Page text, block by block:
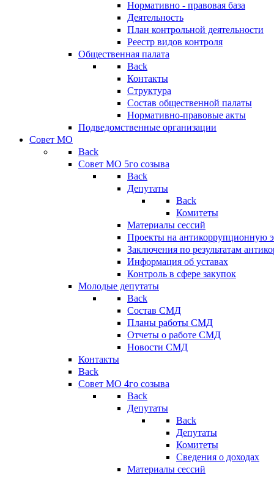
Нормативно - правовая база
Деятельность
План контрольной деятельности
Реестр видов контроля
Общественная палата
Back
Контакты
Структура
Состав общественной палаты
Нормативно-правовые акты
Подведомственные организации
Совет МО
Back
Совет МО 5го созыва
Back
Депутаты
Back
Комитеты
Материалы сессий
Проекты на антикоррупционную
Заключения по результатам
Информация об уставах
Контроль в сфере закупок
Молодые депутаты
Back
Состав СМД
Планы работы СМД
Отчеты о работе СМД
Новости СМД
Контакты
Back
Совет МО 4го созыва
Back
Депутаты
Back
Депутаты
Комитеты
Сведения о доходах
Материалы сессий